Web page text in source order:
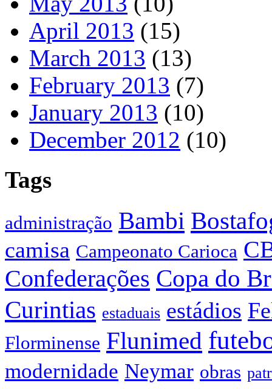
April 2013 (15)
March 2013 (13)
February 2013 (7)
January 2013 (10)
December 2012 (10)
Tags
administração Bambi
camisa Campeonato Carioca
Confederações Copa do
Curintias estaduais estádios
Florminense Flunimed
modernidade Neymar obras